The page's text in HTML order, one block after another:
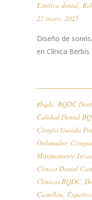
Estética dental,
22 mayo, 2025
Diseño de
en Clínica Berbís
#bqdc, BQDC
Calidad Dental
Cirugía Guiada
Ordenador, Cirugía
Mínimamente
Clínica Dental
Clínicas BQDC,
Castellón,